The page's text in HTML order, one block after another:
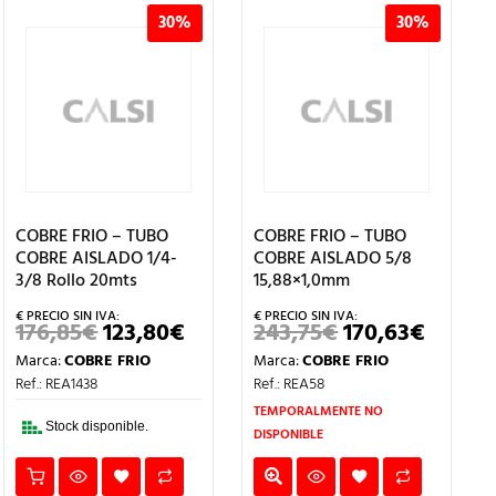
30%
COBRE FRIO – TUBO
COBRE AISLADO 1/4-
3/8 Rollo 20mts
176,85€EL
PRECIO
ORIGINAL
123,80€ PRECIO
ACTUAL
123,80€.
Marca:COBRE FRIO
Ref.: REA1438
Stock disponible.
30%
COBRE FRIO – TUBO
COBRE AISLADO 5/8
15,88×1,0mm
243,75€EL
PRECIO
ORIGINAL
243,75€.
170,63€
Marca:COBRE FRIO
Ref.: REA58
TEMPORALMENTE NO
DISPONIBLE